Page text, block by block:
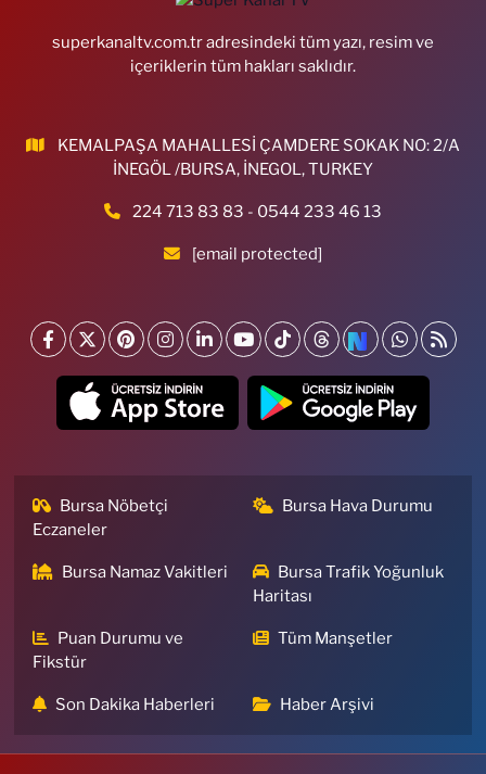
superkanaltv.com.tr adresindeki tüm yazı, resim ve
içeriklerin tüm hakları saklıdır.
KEMALPAŞA MAHALLESİ ÇAMDERE SOKAK NO: 2/A
İNEGÖL /BURSA, İNEGOL, TURKEY
224 713 83 83 - 0544 233 46 13
[email protected]
Bursa Nöbetçi
Eczaneler
Bursa Hava Durumu
Bursa Namaz Vakitleri
Bursa Trafik Yoğunluk
Haritası
Puan Durumu ve
Fikstür
Tüm Manşetler
Son Dakika Haberleri Haber Arşivi